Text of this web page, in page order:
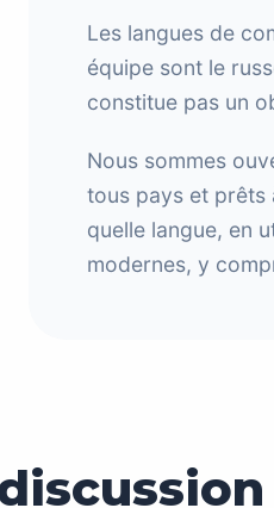
Les langues de
équipe sont le
constitue pas un
Nous sommes
tous pays et prêts
quelle langue, en
modernes, y